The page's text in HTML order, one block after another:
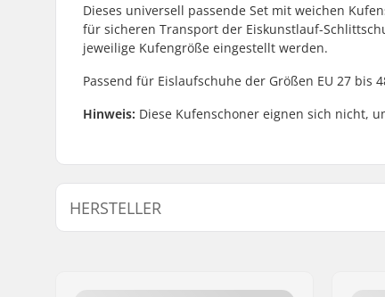
Dieses universell passende Set mit weichen
für sicheren Transport der Eiskunstlauf-
jeweilige Kufengröße eingestellt werden.
Passend für Eislaufschuhe der Größen EU 27 bis
Hinweis: Diese Kufenschoner eignen sich nicht,
HERSTELLER